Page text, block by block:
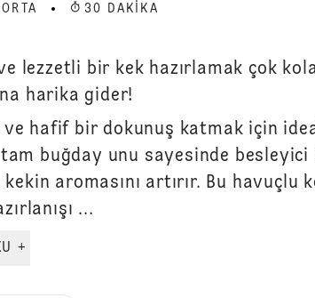
ORTA 30 DAKIKA
lezzetli bir kek hazırlamak çok
harika gider!
hafif bir dokunuş katmak için
buğday unu sayesinde besleyici
aromasını artırır. Bu havuçlu
...
DEVAMINI OKU +